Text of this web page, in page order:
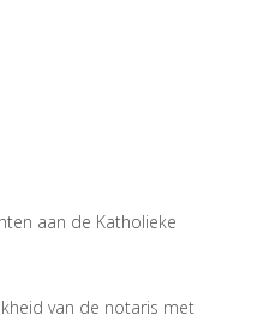
aan de Katholieke
van de notaris met